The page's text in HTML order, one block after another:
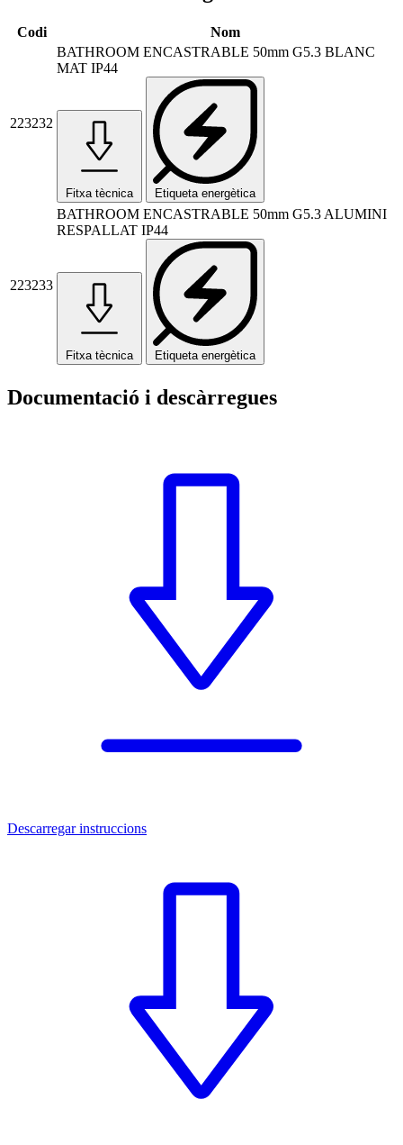
Codi Nom
223232
BATHROOM ENCASTRABLE 50mm G5.3 BLANC
MAT IP44
Fitxa tècnica Etiqueta energètica
223233
BATHROOM ENCASTRABLE 50mm G5.3 ALUMINI
RESPALLAT IP44
Fitxa tècnica Etiqueta energètica
Documentació i descàrregues
Descarregar instruccions